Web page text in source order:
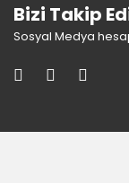
Bizi Takip
Sosyal Medya